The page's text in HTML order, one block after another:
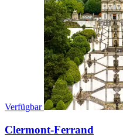
Verfügbar
Clermont-Ferrand